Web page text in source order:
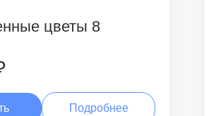
цветы 8
Подробнее